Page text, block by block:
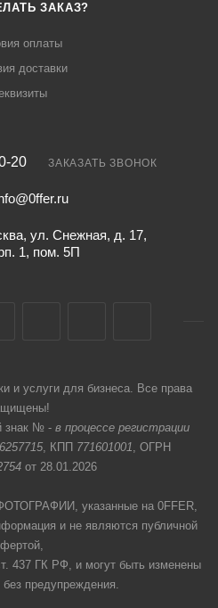
ЗАКАЗ?
оплаты
доставки
20 ЗАКАЗАТЬ ЗВОНОК
ул. Снежная, д. 17,
1, пом. 5П
и услуги для бизнеса. Все права
знак № - в процессе регистрации
, КПП 771601001, ОГРН
от 28.01.2026
указанные на 0FFER,
и не являются публичной
437 ГК РФ, и могут быть изменены
предупреждения.